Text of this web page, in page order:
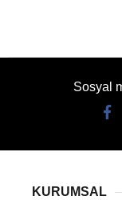
Sosyal
KURUMSAL